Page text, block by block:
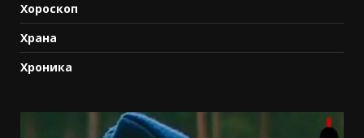
Хороскоп
Храна
Хроника